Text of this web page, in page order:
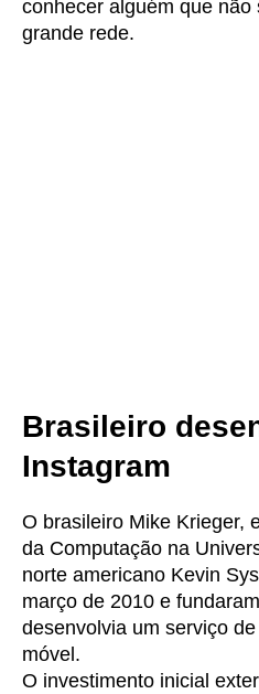
conhecer alguém que
grande rede.
Brasileiro
Instagram
O brasileiro Mike Krieger,
da Computação na
norte americano Kevin
março de 2010 e
desenvolvia um serviço
móvel.
O investimento inicial